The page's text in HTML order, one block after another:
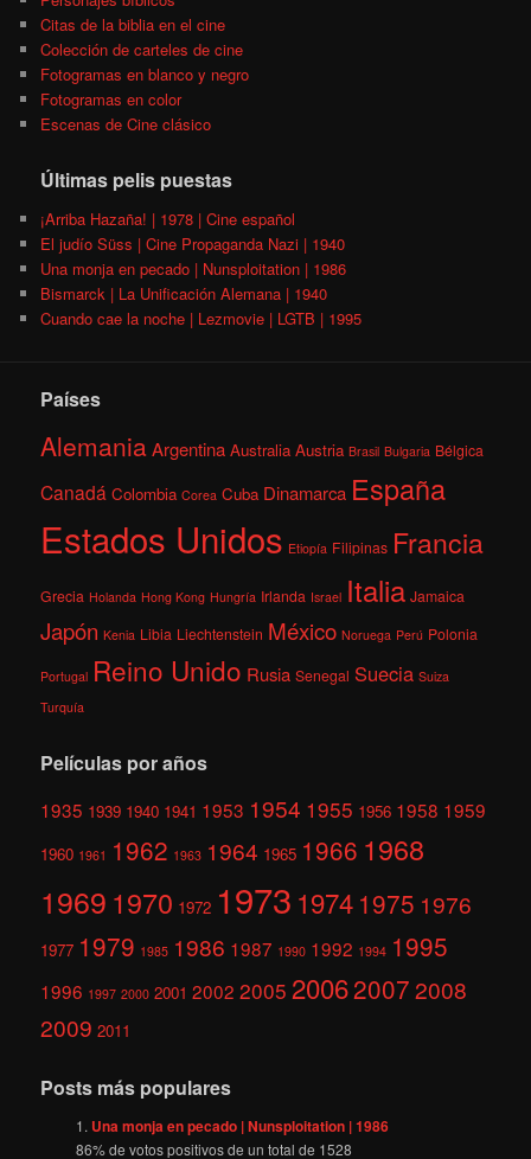
Citas de la biblia en el cine
Colección de carteles de cine
Fotogramas en blanco y negro
Fotogramas en color
Escenas de Cine clásico
Últimas pelis puestas
¡Arriba Hazaña! | 1978 | Cine español
El judío Süss | Cine Propaganda Nazi | 1940
Una monja en pecado | Nunsploitation | 1986
Bismarck | La Unificación Alemana | 1940
Cuando cae la noche | Lezmovie | LGTB | 1995
Países
AlemaniaArgentina Australia Austria Brasil Bulgaria Bélgica
Canadá Colombia Corea Cuba Dinamarca España
Estados Unidos Etiopía Filipinas Francia
Grecia Holanda Hong Kong Hungría Irlanda Israel Italia Jamaica
Japón Kenia Libia Liechtenstein México Noruega Perú Polonia
Portugal Reino Unido Rusia Senegal Suecia Suiza
Turquía
Películas por años
1935 1939 1940 1941 1953 1954 1955 1956 1958 1959
1960 1961 1962 1963 1964 1965 1966 1968
1969 1970 1972 1973 1974 1975 1976
1977 1979 1985 1986 1987 1990 1992 1994 1995
1996 1997 2000 2001 2002 2005 200620072008
2009 2011
Posts más populares
Una monja en pecado | Nunsploitation | 1986
86% de votos positivos de un total de 1528